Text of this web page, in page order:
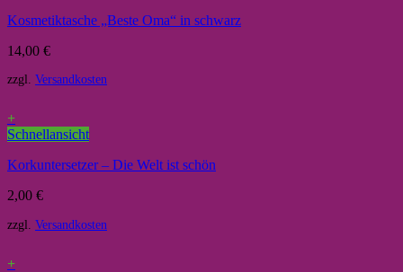
Kosmetiktasche „Beste Oma“ in schwarz
14,00 €
zzgl. Versandkosten
+
Schnellansicht
Korkuntersetzer – Die Welt ist schön
2,00 €
zzgl. Versandkosten
+